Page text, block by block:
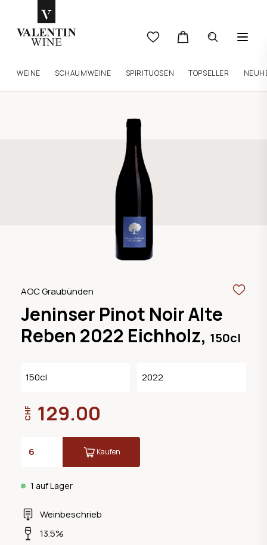
WEINE SCHAUMWEINE SPIRITUOSEN TOPSELLER
AOC Graubünden
Jeninser Pinot Noir Alte
Reben 2022 Eichholz, 150cl
Weinbeschrieb
13.5%
150cl 2022
1 auf Lager
CHF 129.00
Kaufen